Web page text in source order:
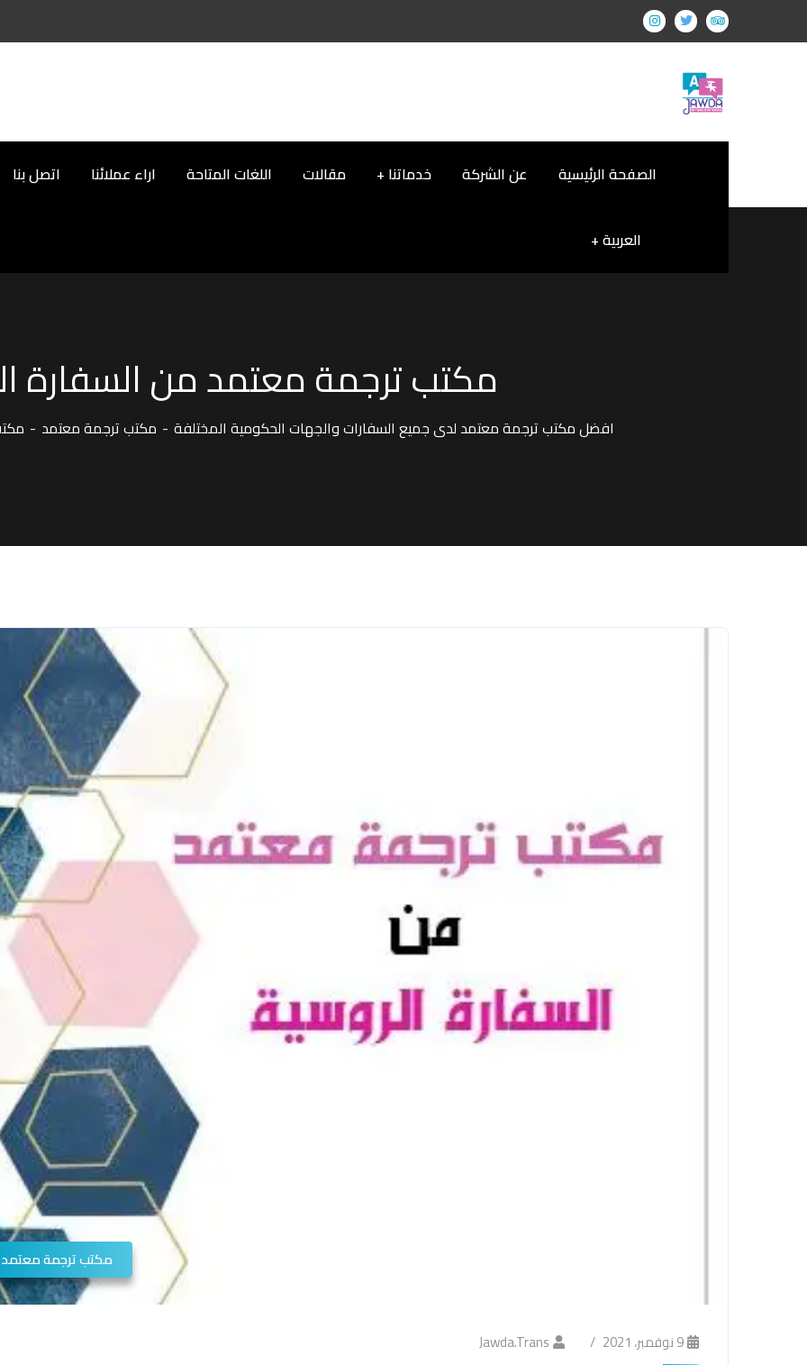
الصفحة الرئيسية عن الشركة خدماتنا مقالات اللغات المتاحة اراء عملائنا اتصل بنا
العربية
مكتب ترجمة معتمد من السفارة
افضل مكتب ترجمة معتمد لدى جميع السفارات والجهات الحكومية المختلفة مكتب ترجمة معتمد
مكتب ترجمة معتمد
9 نوفمبر، 2021 Jawda.trans